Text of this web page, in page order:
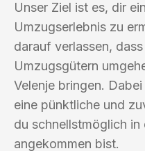
Unser Ziel ist es, dir
Umzugserlebnis zu
darauf verlassen,
Umzugsgütern
Velenje bringen.
eine pünktliche und
du schnellstmöglich in
angekommen bist.